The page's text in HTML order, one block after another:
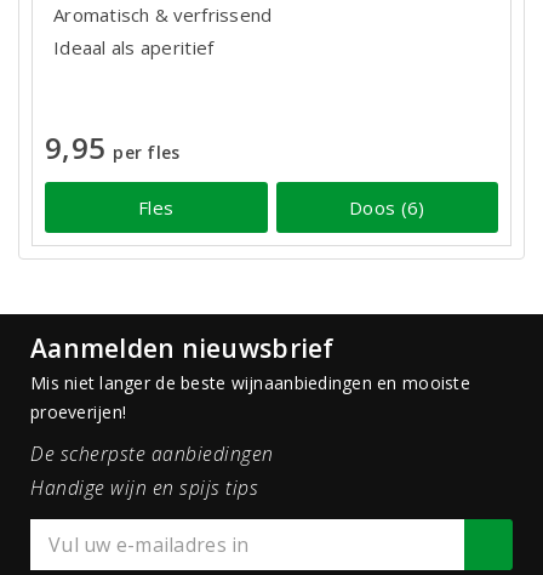
Aromatisch & verfrissend
Ideaal als aperitief
9,95 per fles
Fles Doos (6)
Aanmelden nieuwsbrief
Mis niet langer de beste wijnaanbiedingen en mooiste
proeverijen!
De scherpste aanbiedingen
Handige wijn en spijs tips